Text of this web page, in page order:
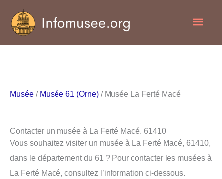
contenu
Musée / Musée 61 (Orne) / Musée La Ferté Macé
Contacter un musée à La Ferté Macé, 61410
Vous souhaitez visiter un musée à La Ferté Macé, 61410,
dans le département du 61 ? Pour contacter les musées à
La Ferté Macé, consultez l’information ci-dessous.